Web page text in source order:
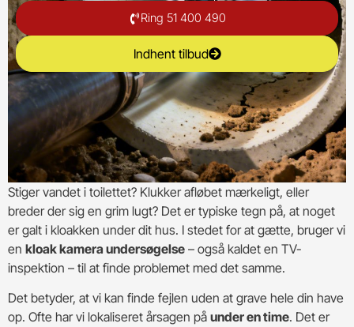
Ring 51 400 490
Indhent tilbud
Stiger vandet i toilettet? Klukker afløbet mærkeligt, eller
breder der sig en grim lugt? Det er typiske tegn på, at noget
er galt i kloakken under dit hus. I stedet for at gætte, bruger vi
en kloak kamera undersøgelse – også kaldet en TV-
inspektion – til at finde problemet med det samme.
Det betyder, at vi kan finde fejlen uden at grave hele din have
op. Ofte har vi lokaliseret årsagen på under en time. Det er